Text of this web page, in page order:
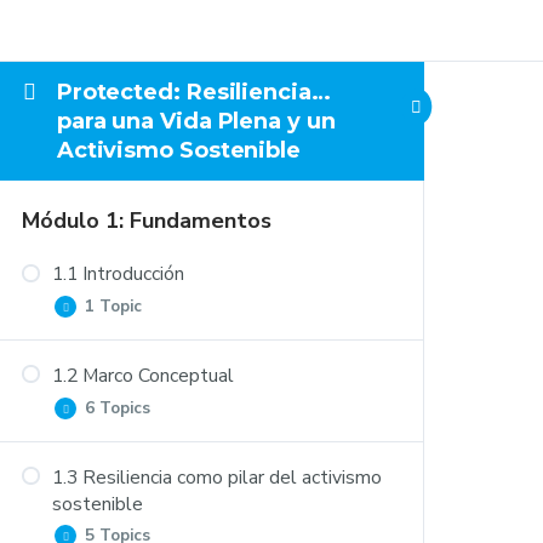
Protected: Resiliencia…
para una Vida Plena y un
Activismo Sostenible
Módulo 1: Fundamentos
1.1 Introducción
1 Topic
Cómo navegar por este curso sobre la
resiliencia
1.2 Marco Conceptual
6 Topics
Participación Transformadora
Responsable
1.3 Resiliencia como pilar del activismo
sostenible
5 Topics